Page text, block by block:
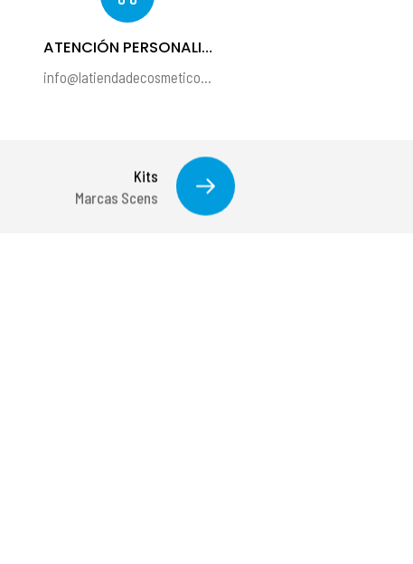
ATENCIÓN PERSONALIZADA
Kits
Marcas Scens